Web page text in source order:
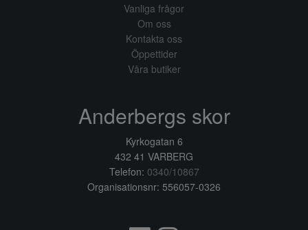
Vanliga frågor
Om oss
Kontakta oss
Öppettider
Våra butiker
Anderbergs skor
Kyrkogatan 6
432 41 VARBERG
Telefon: 0340/10867
Organisationsnr: 556057-0326